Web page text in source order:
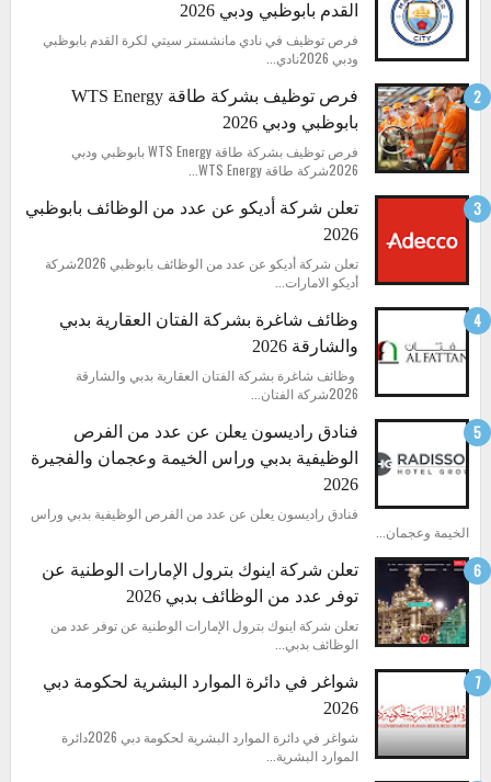
القدم بابوظبي ودبي 2026
فرص توظيف في نادي مانشستر سيتي لكرة القدم بابوظبي
ودبي 2026نادي...
فرص توظيف بشركة طاقة WTS Energy
بابوظبي ودبي 2026
فرص توظيف بشركة طاقة WTS Energy بابوظبي ودبي
2026شركة طاقة WTS Energy...
تعلن شركة أديكو عن عدد من الوظائف بابوظبي
2026
تعلن شركة أديكو عن عدد من الوظائف بابوظبي 2026شركة
أديكو الامارات...
وظائف شاغرة بشركة الفتان العقارية بدبي
والشارقة 2026
وظائف شاغرة بشركة الفتان العقارية بدبي والشارقة
2026شركة الفتان...
فنادق راديسون يعلن عن عدد من الفرص
الوظيفية بدبي وراس الخيمة وعجمان والفجيرة
2026
فنادق راديسون يعلن عن عدد من الفرص الوظيفية بدبي وراس
الخيمة وعجمان...
تعلن شركة اينوك بترول الإمارات الوطنية عن
توفر عدد من الوظائف بدبي 2026
تعلن شركة اينوك بترول الإمارات الوطنية عن توفر عدد من
الوظائف بدبي...
شواغر في دائرة الموارد البشرية لحكومة دبي
2026
شواغر في دائرة الموارد البشرية لحكومة دبي 2026دائرة
الموارد البشرية...